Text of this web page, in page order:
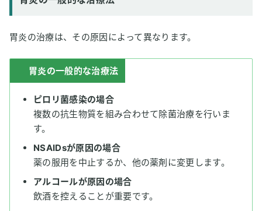
胃炎の治療は、その原因によって異なります。
胃炎の一般的な治療法
ピロリ菌感染の場合
複数の抗生物質を組み合わせて除菌治療を行いま
す。
NSAIDsが原因の場合
薬の服用を中止するか、他の薬剤に変更します。
アルコールが原因の場合
飲酒を控えることが重要です。